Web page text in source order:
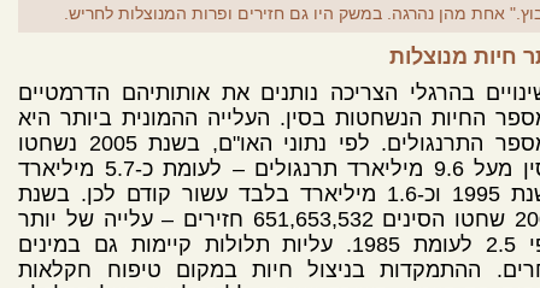
אחת מהן נהרגה. במשק היו גם חזירים ופרות המנוצלות לחריש.
חיות מנוצלות
בהרגלי הצריכה נותנים את אותותיהם הדרמטיים
החיות הנשחטות בסין. העלייה ההמונית ביותר היא
במספר התרנגולים. לפי נתוני האו"ם, בשנת 2005 נשחטו
בסין מעל 9.6 מיליארד תרנגולים – לעומת כ-5.7 מיליארד
בשנת 1995 וכ-1.6 מיליארד בלבד עשור קודם לכן. בשנת
2005 שחטו הסינים 651,653,532 חזירים – עלייה של יותר
מפי 2.5 לעומת 1985. עליות תלולות קיימות גם במינים
ההתמקדות בניצול חיות במקום טיפוח חקלאות